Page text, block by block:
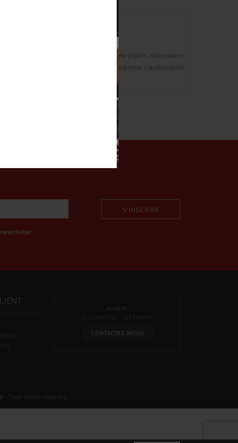
Airborne. Un brevet de glider, modèle à pin’s, fabrication
Airborne. Un patch de la 17ème Airborne. L’authenticité
S'INSCRIRE
CONTACTEZ-NOUS